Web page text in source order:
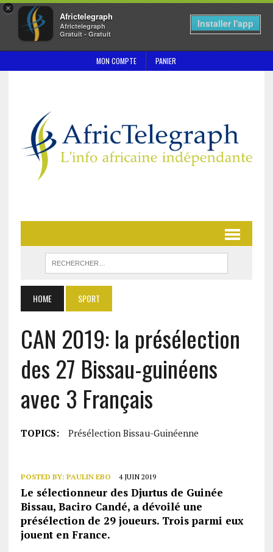
×
Africtelegraph
Africtelegraph
Gratuit - Gratuit
Installer l'app
MON COMPTE PANIER
HOME SPORT
CAN 2019: la présélection
des 27 Bissau-guinéens
avec 3 Français
TOPICS: Présélection Bissau-Guinéenne
POSTED BY: PAULIN EBO 4 JUIN 2019
Le sélectionneur des Djurtus de Guinée
Bissau, Baciro Candé, a dévoilé une
présélection de 29 joueurs. Trois parmi eux
jouent en France.